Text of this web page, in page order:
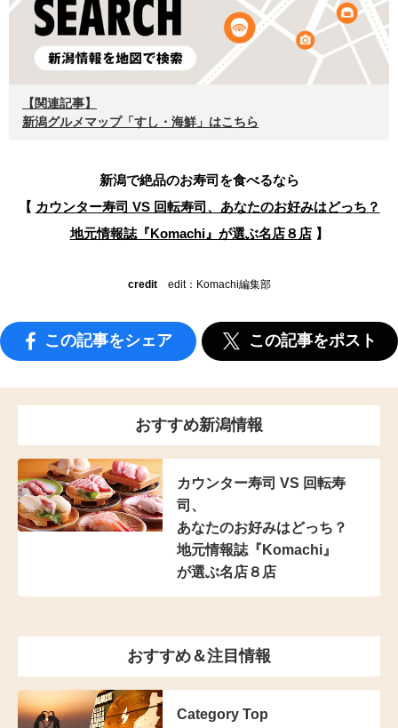
【関連記事】
新潟グルメマップ「すし・海鮮」はこちら
新潟で絶品のお寿司を食べるなら
【 カウンター寿司 VS 回転寿司、あなたのお好みはどっち？
地元情報誌『Komachi』が選ぶ名店８店】
creditedit：Komachi編集部
この記事をシェア この記事をポスト
おすすめ新潟情報
カウンター寿司 VS 回転寿
司、
あなたのお好みはどっち？
地元情報誌『Komachi』
が選ぶ名店８店
おすすめ＆注目情報
Category Top